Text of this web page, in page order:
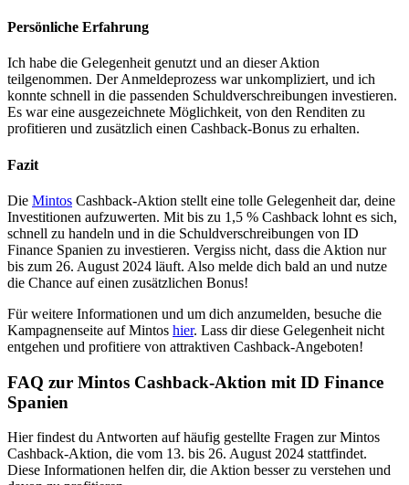
Persönliche Erfahrung
Ich habe die Gelegenheit genutzt und an dieser Aktion
teilgenommen. Der Anmeldeprozess war unkompliziert, und ich
konnte schnell in die passenden Schuldverschreibungen investieren.
Es war eine ausgezeichnete Möglichkeit, von den Renditen zu
profitieren und zusätzlich einen Cashback-Bonus zu erhalten.
Fazit
Die Mintos Cashback-Aktion stellt eine tolle Gelegenheit dar, deine
Investitionen aufzuwerten. Mit bis zu 1,5 % Cashback lohnt es sich,
schnell zu handeln und in die Schuldverschreibungen von ID
Finance Spanien zu investieren. Vergiss nicht, dass die Aktion nur
bis zum 26. August 2024 läuft. Also melde dich bald an und nutze
die Chance auf einen zusätzlichen Bonus!
Für weitere Informationen und um dich anzumelden, besuche die
Kampagnenseite auf Mintos hier. Lass dir diese Gelegenheit nicht
entgehen und profitiere von attraktiven Cashback-Angeboten!
FAQ zur Mintos Cashback-Aktion mit ID Finance
Spanien
Hier findest du Antworten auf häufig gestellte Fragen zur Mintos
Cashback-Aktion, die vom 13. bis 26. August 2024 stattfindet.
Diese Informationen helfen dir, die Aktion besser zu verstehen und